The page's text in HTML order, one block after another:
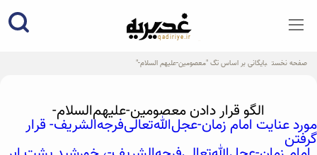
qadiriye.ir
نشریه ی غدیریه-بیانات استاد
صفحه نخست بایگانی بر اساس تگ "معصومین-علیهم السلام-"
الگو قرار دادن معصومین-علیهم‌السلام-
مورد عنایت امام زمان-عجل‌الله‌تعالی‌فرجه‌الشریف- قرار
گرفتن